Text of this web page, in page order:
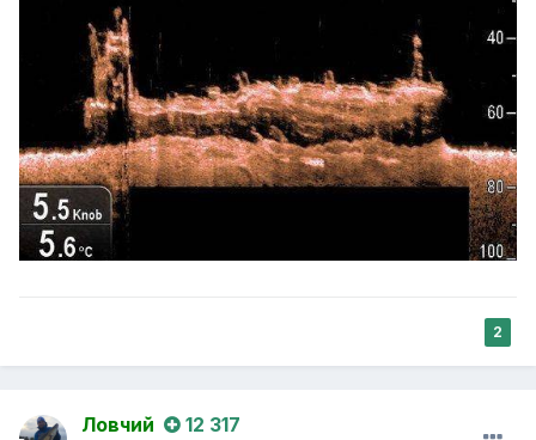
2
Ловчий 12 317